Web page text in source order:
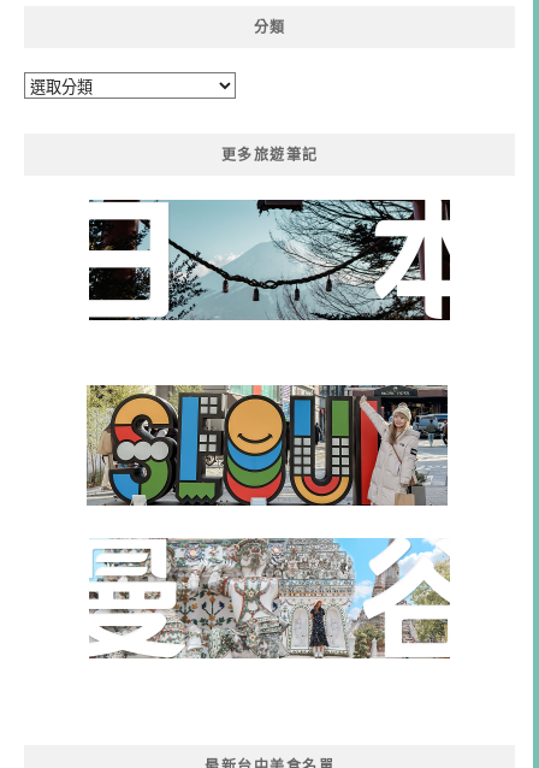
分類
分
更多旅遊筆記